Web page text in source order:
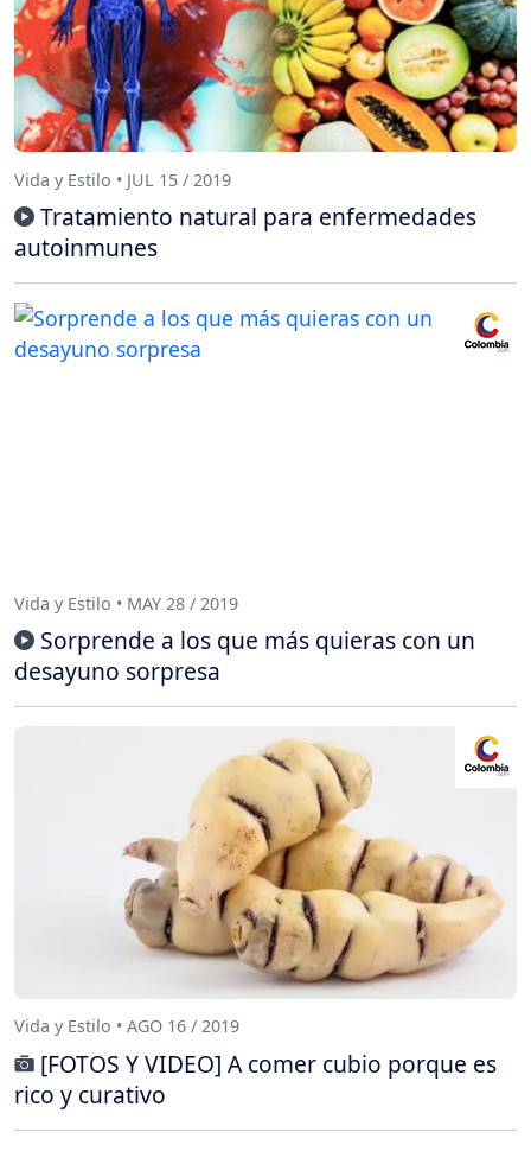
Vida y Estilo • JUL 15 / 2019
Tratamiento natural para enfermedades
autoinmunes
Vida y Estilo • MAY 28 / 2019
Sorprende a los que más quieras con un
desayuno sorpresa
Vida y Estilo • AGO 16 / 2019
[FOTOS Y VIDEO] A comer cubio porque es
rico y curativo